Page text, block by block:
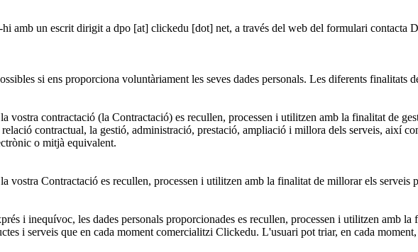
amb un escrit dirigit a dpo [at] clickedu [dot] net, a través del web del formulari contacta
si ens proporciona voluntàriament les seves dades personals. Les diferents finalitats
vostra contractació (la Contractació) es recullen, processen i utilitzen amb la finalitat de
contractual, la gestió, administració, prestació, ampliació i millora dels serveis, així
o mitjà equivalent.
vostra Contractació es recullen, processen i utilitzen amb la finalitat de millorar els serveis
i inequívoc, les dades personals proporcionades es recullen, processen i utilitzen amb
i serveis que en cada moment comercialitzi Clickedu. L'usuari pot triar, en cada